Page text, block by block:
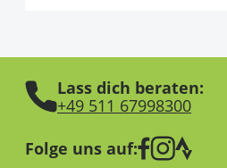
Lass dich beraten:
+49 511 67998300
Folge uns auf: